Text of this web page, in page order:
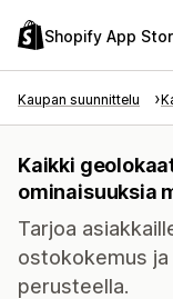
Shopify App
Kaupan suunnittelu
Kaikki
ominaisuuksia
Tarjoa
ostokokemus
perusteella.